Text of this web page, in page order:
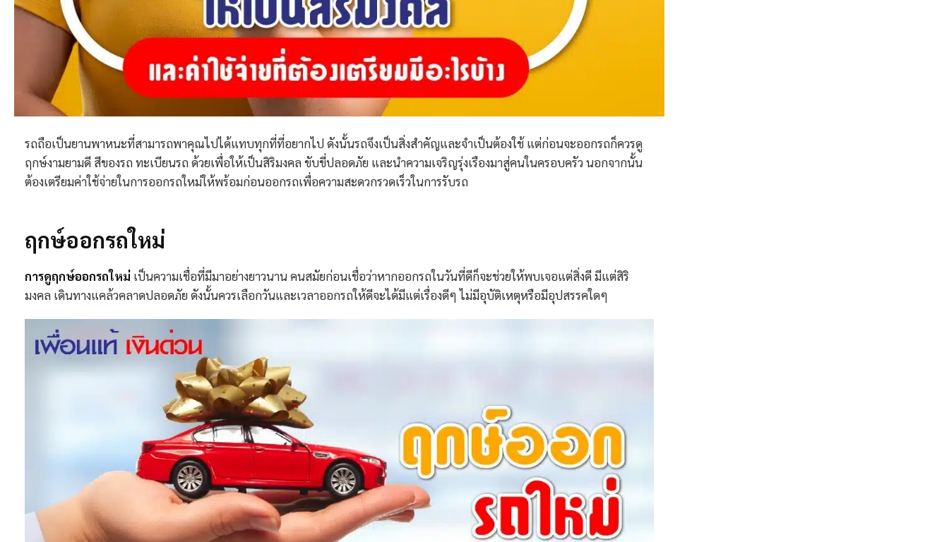
รถถือเป็นยานพาหนะที่สามารถพาคุณไปได้แทบทุกที่ที่อยากไป ดังนั้นรถจึงเป็นสิ่งสำคัญและจำเป็นต้องใช้ แต่ก่อนจะออกรถก็ควรดู
ฤกษ์งามยามดี สีของรถ ทะเบียนรถ ด้วยเพื่อให้เป็นสิริมงคล ขับขี่ปลอดภัย และนำความเจริญรุ่งเรืองมาสู่คนในครอบครัว นอกจากนั้น
ต้องเตรียมค่าใช้จ่ายในการออกรถใหม่ให้พร้อมก่อนออกรถเพื่อความสะดวกรวดเร็วในการรับรถ
ฤกษ์ออกรถใหม่
การดูฤกษ์ออกรถใหม่ เป็นความเชื่อที่มีมาอย่างยาวนาน คนสมัยก่อนเชื่อว่าหากออกรถในวันที่ดีก็จะช่วยให้พบเจอแต่สิ่งดี มีแต่สิริ
มงคล เดินทางแคล้วคลาดปลอดภัย ดังนั้นควรเลือกวันและเวลาออกรถให้ดีจะได้มีแต่เรื่องดีๆ ไม่มีอุบัติเหตุหรือมีอุปสรรคใดๆ